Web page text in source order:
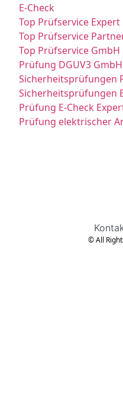
E-Check
Top Prüfservice Expert
Top Prüfservice
Top Prüfservice GmbH
Prüfung DGUV3 GmbH
Sicherheitsprüfungen
Sicherheitsprüfungen
Prüfung E-Check
Prüfung elektrischer
© All